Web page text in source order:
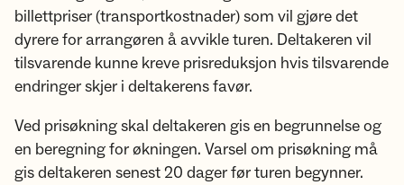
billettpriser (transportkostnader) som vil gjøre det
dyrere for arrangøren å avvikle turen. Deltakeren vil
tilsvarende kunne kreve prisreduksjon hvis tilsvarende
endringer skjer i deltakerens favør.
Ved prisøkning skal deltakeren gis en begrunnelse og
en beregning for økningen. Varsel om prisøkning må
gis deltakeren senest 20 dager før turen begynner.